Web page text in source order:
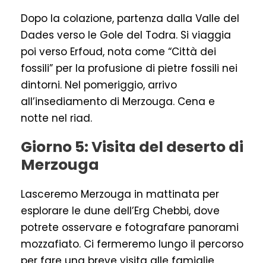
Dopo la colazione, partenza dalla Valle del
Dades verso le Gole del Todra. Si viaggia
poi verso Erfoud, nota come “Città dei
fossili” per la profusione di pietre fossili nei
dintorni. Nel pomeriggio, arrivo
all’insediamento di Merzouga. Cena e
notte nel riad.
Giorno 5: Visita del deserto di
Merzouga
Lasceremo Merzouga in mattinata per
esplorare le dune dell’Erg Chebbi, dove
potrete osservare e fotografare panorami
mozzafiato. Ci fermeremo lungo il percorso